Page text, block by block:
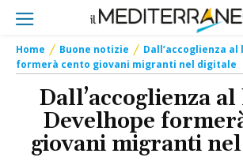
Home Buone notizie
Dall’accoglienza
formerà cento giovani migranti nel digitale
Dall’accoglienza
Develhope
giovani migranti